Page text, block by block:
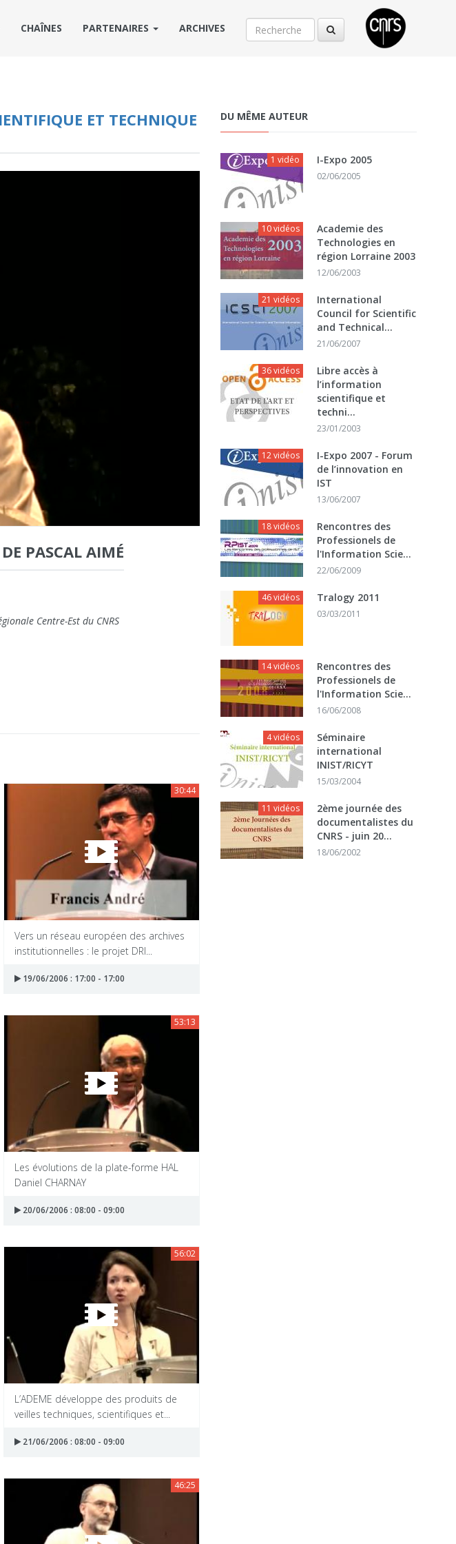
CHAÎNES PARTENAIRES ARCHIVES
ET TECHNIQUE
PASCAL AIMÉ
Centre-Est du CNRS
30:44
Vers un réseau européen des archives
institutionnelles : le projet DRI...
19/06/2006 : 17:00 - 17:00
53:13
Les évolutions de la plate-forme HAL
Daniel CHARNAY
20/06/2006 : 08:00 - 09:00
56:02
L’ADEME développe des produits de
veilles techniques, scientifiques et...
21/06/2006 : 08:00 - 09:00
46:25
DU MÊME AUTEUR
1 vidéo I-Expo 2005
02/06/2005
10 vidéos
Academie des
Technologies en
région Lorraine 2003
12/06/2003
21 vidéos
International
Council for Scientific
and Technical...
21/06/2007
36 vidéos
Libre accès à
l’information
scientifique et
techni...
23/01/2003
12 vidéos
I-Expo 2007 - Forum
de l’innovation en
IST
13/06/2007
18 vidéos
Rencontres des
Professionels de
l'Information Scie...
22/06/2009
46 vidéos Tralogy 2011
03/03/2011
14 vidéos
Rencontres des
Professionels de
l'Information Scie...
16/06/2008
4 vidéos
Séminaire
international
INIST/RICYT
15/03/2004
11 vidéos
2ème journée des
documentalistes du
CNRS - juin 20...
18/06/2002